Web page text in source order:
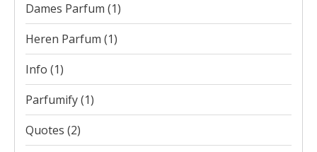
Dames Parfum (1)
Heren Parfum (1)
Info (1)
Parfumify(1)
Quotes (2)